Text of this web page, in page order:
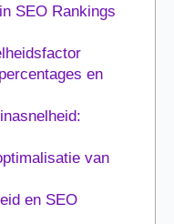
SEO Rankings
en
van
en SEO